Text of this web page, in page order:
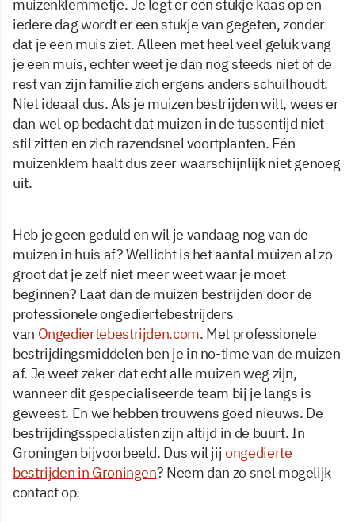
muizenklemmetje. Je legt er een stukje kaas op en
iedere dag wordt er een stukje van gegeten, zonder
dat je een muis ziet. Alleen met heel veel geluk vang
je een muis, echter weet je dan nog steeds niet of de
rest van zijn familie zich ergens anders schuilhoudt.
Niet ideaal dus. Als je muizen bestrijden wilt, wees er
dan wel op bedacht dat muizen in de tussentijd niet
stil zitten en zich razendsnel voortplanten. Eén
muizenklem haalt dus zeer waarschijnlijk niet genoeg
uit.
Heb je geen geduld en wil je vandaag nog van de
muizen in huis af? Wellicht is het aantal muizen al zo
groot dat je zelf niet meer weet waar je moet
beginnen? Laat dan de muizen bestrijden door de
professionele ongediertebestrijders
van Ongediertebestrijden.com. Met professionele
bestrijdingsmiddelen ben je in no-time van de muizen
af. Je weet zeker dat echt alle muizen weg zijn,
wanneer dit gespecialiseerde team bij je langs is
geweest. En we hebben trouwens goed nieuws. De
bestrijdingsspecialisten zijn altijd in de buurt. In
Groningen bijvoorbeeld. Dus wil jijongedierte
bestrijden in Groningen? Neem dan zo snel mogelijk
contact op.